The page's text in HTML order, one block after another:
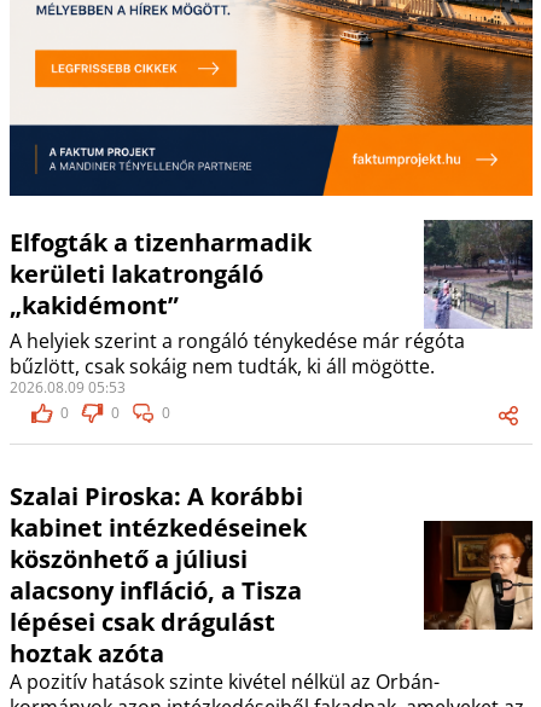
Elfogták a tizenharmadik
kerületi lakatrongáló
„kakidémont”
A helyiek szerint a rongáló ténykedése már régóta
bűzlött, csak sokáig nem tudták, ki áll mögötte.
2026.08.09 05:53
0
0 0
Szalai Piroska: A korábbi
kabinet intézkedéseinek
köszönhető a júliusi
alacsony infláció, a Tisza
lépései csak drágulást
hoztak azóta
A pozitív hatások szinte kivétel nélkül az Orbán-